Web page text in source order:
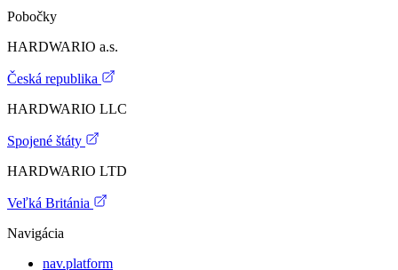
Pobočky
HARDWARIO a.s.
Česká republika
HARDWARIO LLC
Spojené štáty
HARDWARIO LTD
Veľká Británia
Navigácia
nav.platform